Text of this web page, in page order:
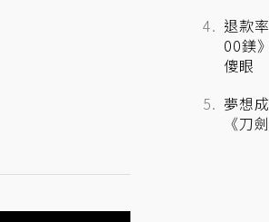
退款
00鎂
傻眼
夢想
《刀